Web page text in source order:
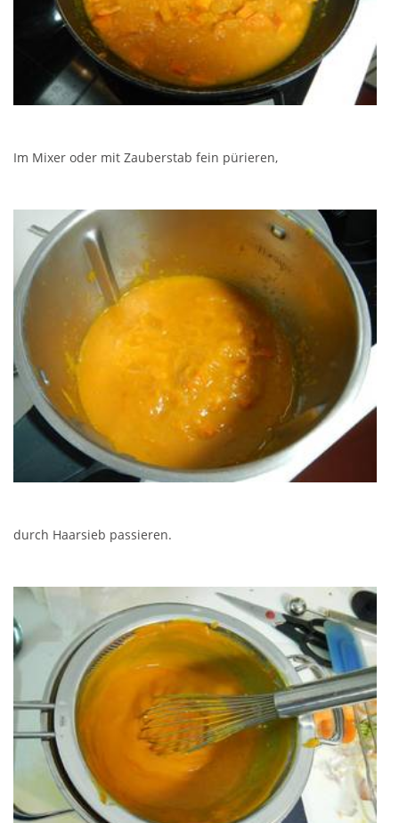
Im Mixer oder mit Zauberstab fein pürieren,
durch Haarsieb passieren.